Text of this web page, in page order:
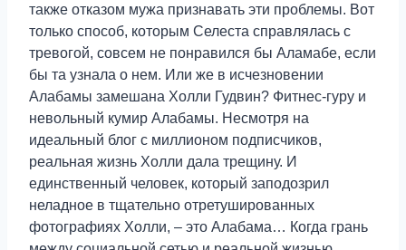
также отказом мужа признавать эти проблемы. Вот
только способ, которым Селеста справлялась с
тревогой, совсем не понравился бы Аламабе, если
бы та узнала о нем. Или же в исчезновении
Алабамы замешана Холли Гудвин? Фитнес-гуру и
невольный кумир Алабамы. Несмотря на
идеальный блог с миллионом подписчиков,
реальная жизнь Холли дала трещину. И
единственный человек, который заподозрил
неладное в тщательно отретушированных
фотографиях Холли, – это Алабама… Когда грань